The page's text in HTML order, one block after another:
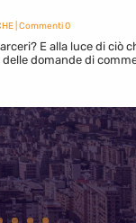
| Commenti 0
E alla luce di ciò
domande di